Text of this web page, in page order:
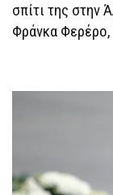
σπίτι της στην
Φράνκα Φερέρο,